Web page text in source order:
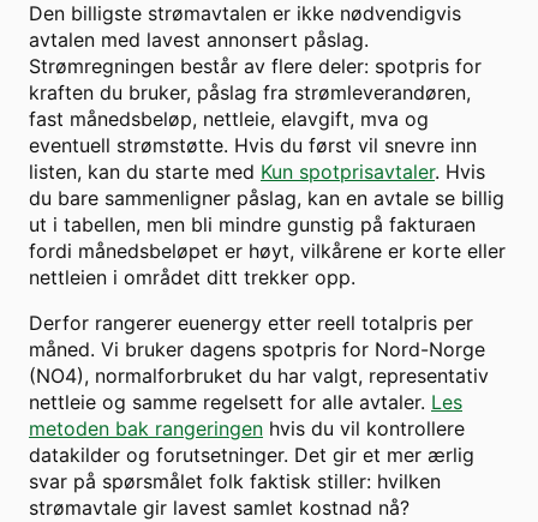
Den billigste strømavtalen er ikke nødvendigvis
avtalen med lavest annonsert påslag.
Strømregningen består av flere deler: spotpris for
kraften du bruker, påslag fra strømleverandøren,
fast månedsbeløp, nettleie, elavgift, mva og
eventuell strømstøtte. Hvis du først vil snevre inn
listen, kan du starte med Kun spotprisavtaler. Hvis
du bare sammenligner påslag, kan en avtale se billig
ut i tabellen, men bli mindre gunstig på fakturaen
fordi månedsbeløpet er høyt, vilkårene er korte eller
nettleien i området ditt trekker opp.
Derfor rangerer euenergy etter reell totalpris per
måned. Vi bruker dagens spotpris for Nord-Norge
(NO4), normalforbruket du har valgt, representativ
nettleie og samme regelsett for alle avtaler. Les
metoden bak rangeringen hvis du vil kontrollere
datakilder og forutsetninger. Det gir et mer ærlig
svar på spørsmålet folk faktisk stiller: hvilken
strømavtale gir lavest samlet kostnad nå?